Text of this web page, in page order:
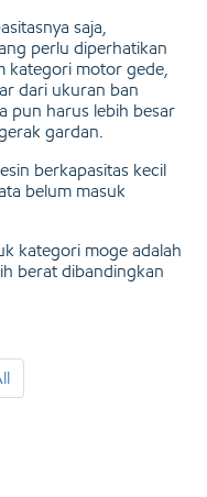
saja,
perlu diperhatikan
kategori motor gede,
dari ukuran ban
pun harus lebih besar
gardan.
berkapasitas kecil
belum masuk
kategori moge adalah
berat dibandingkan